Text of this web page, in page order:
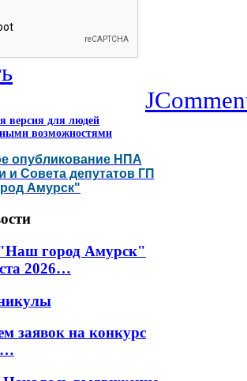
версия для людей
возможностями
опубликование НПА
и Совета депутатов ГП
Амурск"
город Амурск"
2026…
заявок на конкурс